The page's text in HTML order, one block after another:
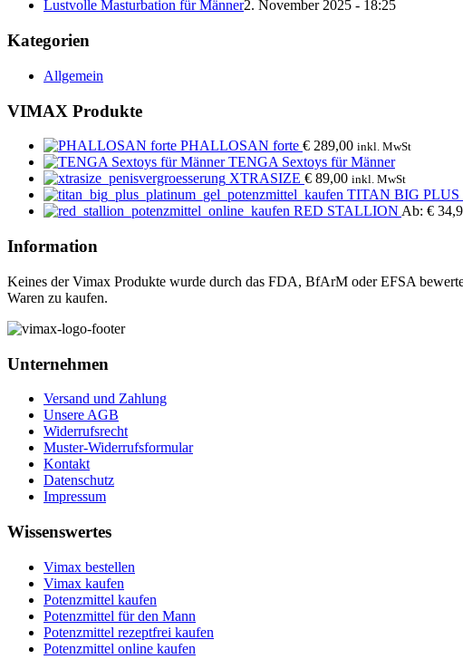
Lustvolle Masturbation für Männer2. November 2025 - 18:25
Kategorien
Allgemein
VIMAX Produkte
PHALLOSAN forte € 289,00 inkl. MwSt
TENGA Sextoys für Männer
XTRASIZE € 89,00 inkl. MwSt
TITAN BIG
RED STALLION Ab: €
Information
Keines der Vimax Produkte wurde durch das FDA, BfArM oder EFSA
Waren zu kaufen.
Unternehmen
Versand und Zahlung
Unsere AGB
Widerrufsrecht
Muster-Widerrufsformular
Kontakt
Datenschutz
Impressum
Wissenswertes
Vimax bestellen
Vimax kaufen
Potenzmittel kaufen
Potenzmittel für den Mann
Potenzmittel rezeptfrei kaufen
Potenzmittel online kaufen